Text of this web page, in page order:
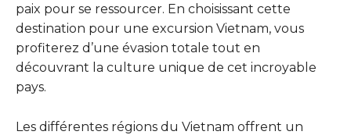
paix pour se ressourcer. En choisissant cette
destination pour une excursion Vietnam, vous
profiterez d’une évasion totale tout en
découvrant la culture unique de cet incroyable
pays.
Les différentes régions du Vietnam offrent un